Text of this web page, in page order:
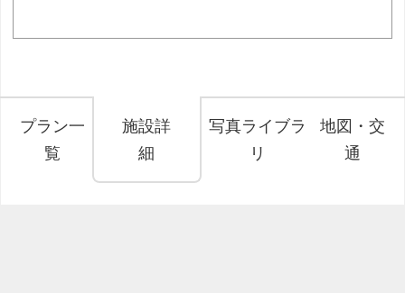
プラン一
覧
施設詳
細
写真ライブラ
リ
地図・交
通